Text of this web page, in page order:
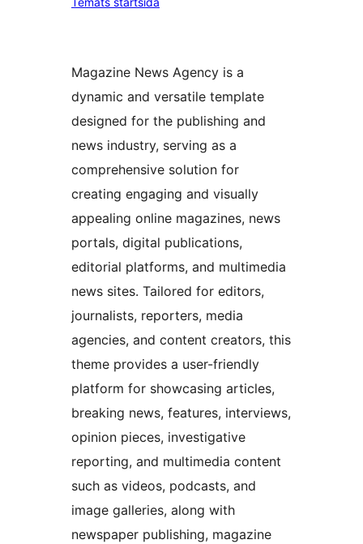
Magazine News Agency is a
dynamic and versatile template
designed for the publishing and
news industry, serving as a
comprehensive solution for
creating engaging and visually
appealing online magazines, news
portals, digital publications,
editorial platforms, and multimedia
news sites. Tailored for editors,
journalists, reporters, media
agencies, and content creators, this
theme provides a user-friendly
platform for showcasing articles,
breaking news, features, interviews,
opinion pieces, investigative
reporting, and multimedia content
such as videos, podcasts, and
image galleries, along with
newspaper publishing, magazine